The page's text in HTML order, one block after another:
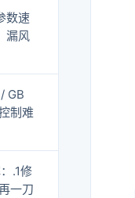
数速
漏风
GB
制难
.1修
一刀